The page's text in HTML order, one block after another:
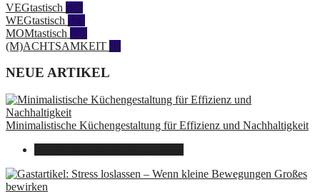
VEGtastisch 558
WEGtastisch 171
MOMtastisch 328
(M)ACHTSAMKEIT 28
NEUE ARTIKEL
Minimalistische Küchengestaltung für Effizienz und Nachhaltigkeit